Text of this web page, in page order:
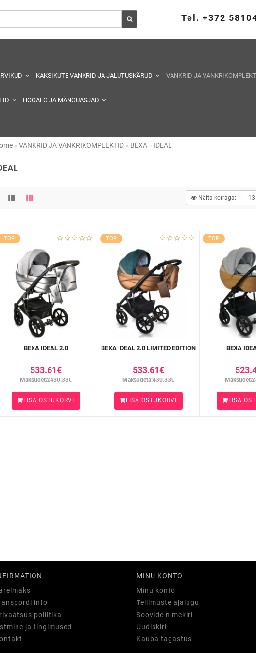
Tel. +372
KAKSIKUTE VANKRID JA JALUTUSKÄRUD VANKRID JA
HOOAEG JA MÄNGUASJAD
VANKRID JA VANKRIKOMPLEKTID BEXA IDEAL
Näita korraga:
TOP
BEXA IDEAL 2.0
533.61€
Maksudeta:430.33€
LISA OSTUKORVI
TOP
BEXA IDEAL 2.0 LIMITED EDITION
533.61€
Maksudeta:430.33€
LISA OSTUKORVI
TOP
BEXA
LISA
info
poliitika
ja tingimused
MINU KONTO
Minu konto
Tellimuste ajalugu
Soovide nimekiri
Uudiskiri
Kauba tagastus